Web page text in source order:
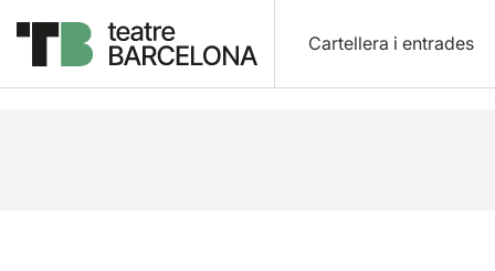
Cartellera i entrades